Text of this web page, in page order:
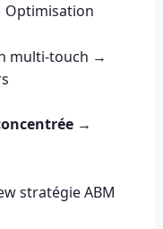
Optimisation
multi-touch →
→
stratégie ABM